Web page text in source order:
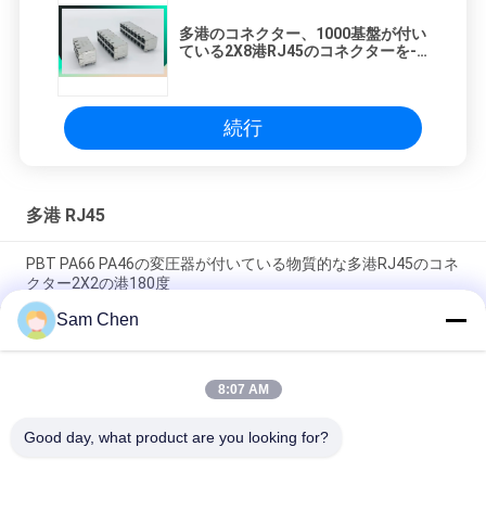
多港のコネクター、1000基盤が付い
ている2X8港RJ45のコネクターを-
続行
多港 RJ45
PBT PA66 PA46の変圧器が付いている物質的な多港RJ45のコネ
クター2X2の港180度
蛍光体青銅2 x 4ビデオ、ネットワーキングのための港RJ45のイ
ーサネット ジャック
2X6多港RJ45磁気ジャック1000の基盤- LEDおよび保護された
Sam Chen
8:07 AM
Good day, what product are you looking for?